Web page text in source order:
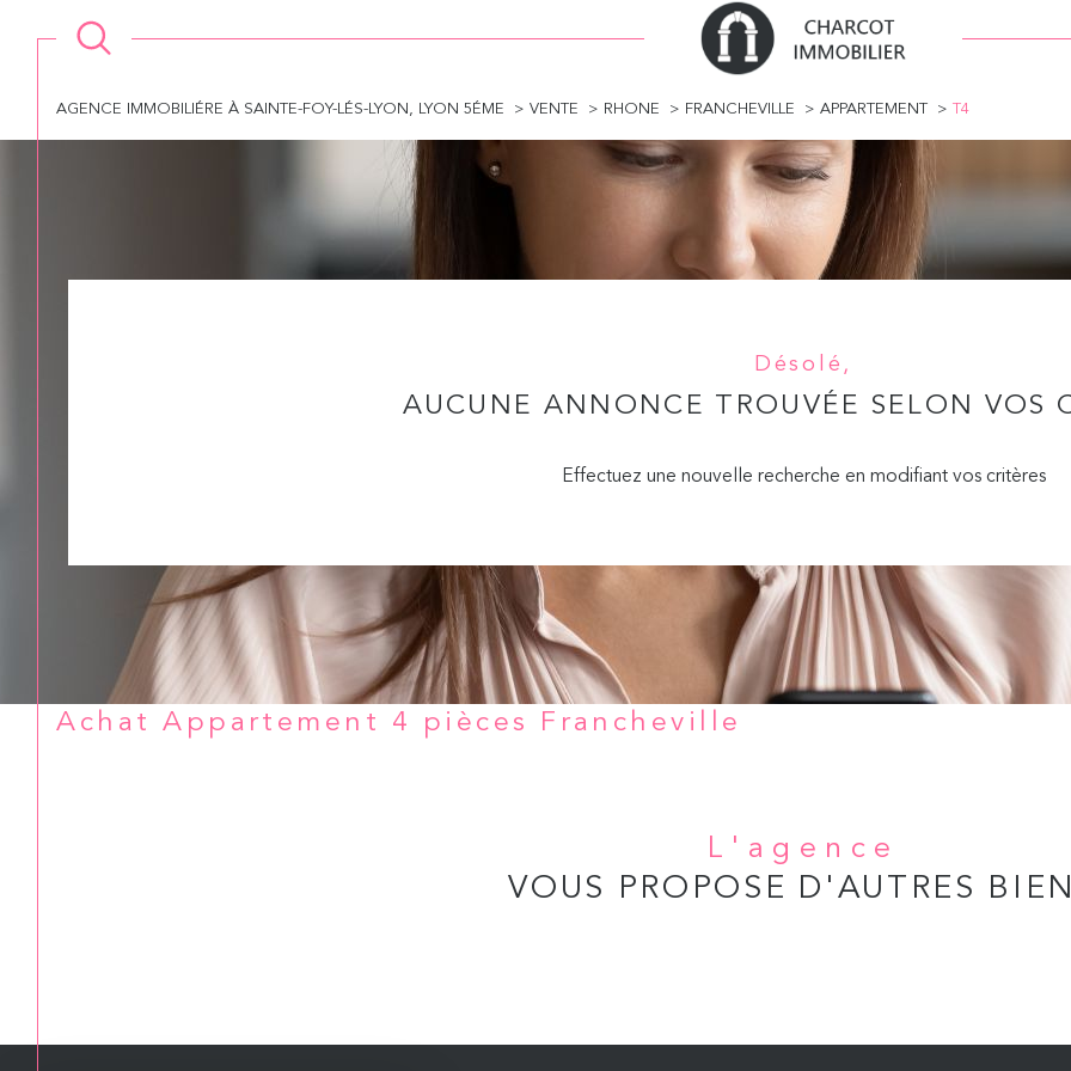
AGENCE IMMOBILIÉRE À SAINTE-FOY-LÉS-LYON, LYON 5ÉME VENTE RHONE FRANCHEVILLE APPARTEMENT T4
Désolé,
AUCUNE ANNONCE TROUVÉE SELON VOS
Effectuez une nouvelle recherche en modifiant vos critères
Achat Appartement 4 pièces Francheville
L'agence
VOUS PROPOSE D'AUTRES